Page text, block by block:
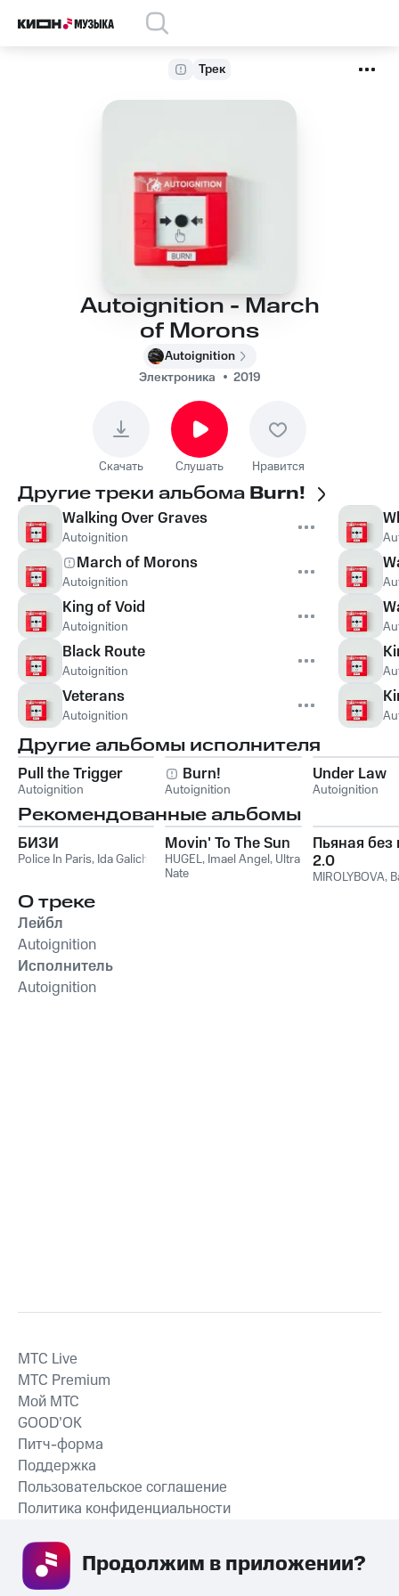
Трек
Autoignition - March
of Morons
Autoignition
Электроника
2019
Скачать Слушать Нравится
Другие треки альбома Burn!
Walking Over Graves
Autoignition
March of Morons
Autoignition
King of Void
Autoignition
Black Route
Autoignition
Veterans
Autoignition
Другие альбомы исполнителя
Pull the Trigger
Autoignition
Burn!
Autoignition
Under Law
Autoignition
Рекомендованные альбомы
БИЗИ
Police In Paris, Ida Galich
Movin' To The Sun
HUGEL, Imael Angel, Ultra
Nate
Пьяная без
2.0
MIROLYBOVA,
О треке
Лейбл
Autoignition
Исполнитель
Autoignition
СКАЧАТЬ ПРИЛОЖЕНИЕ
MTС Live
MTС Premium
Мой МТС
GOOD’OK
Питч-форма
Поддержка
Пользовательское соглашение
Политика конфиденциальности